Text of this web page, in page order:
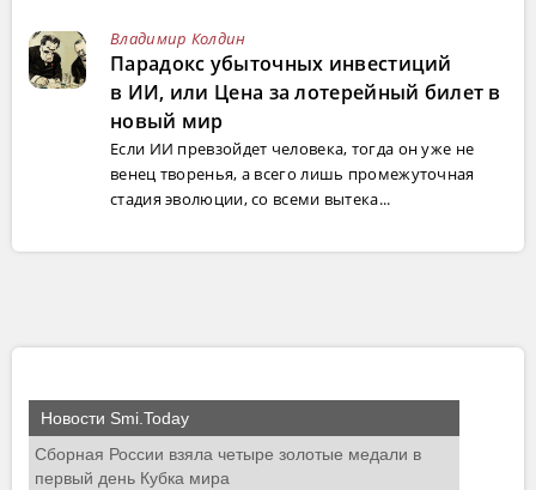
Владимир Колдин
Парадокс убыточных инвестиций
в ИИ, или Цена за лотерейный билет в
новый мир
Если ИИ превзойдет человека, тогда он уже не
венец творенья, а всего лишь промежуточная
стадия эволюции, со всеми вытека...